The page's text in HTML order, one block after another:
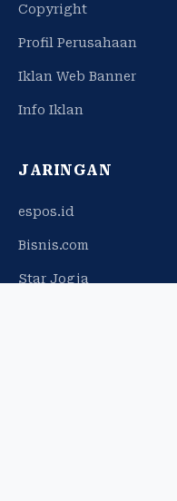
Copyright
Profil Perusahaan
Iklan Web Banner
Info Iklan
JARINGAN
espos.id
Bisnis.com
Star Jogja